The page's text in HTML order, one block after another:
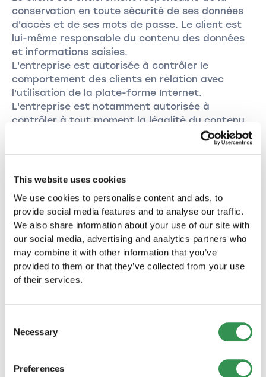
This website uses cookies
We use cookies to personalise content and ads, to
provide social media features and to analyse our traffic.
We also share information about your use of our site with
our social media, advertising and analytics partners who
may combine it with other information that you’ve
provided to them or that they’ve collected from your use
of their services.
Selection
Necessary
Preferences
conservation en toute sécurité de ses données
d'accès et de ses mots de passe. Le client est
lui-même responsable du contenu des données
et informations saisies.
L'entreprise est autorisée à contrôler le
comportement des clients en relation avec
l'utilisation de la plate-forme Internet.
L'entreprise est notamment autorisée à
contrôler à tout moment la légalité du contenu
saisi par le client sur la plate-forme en ligne.
En acceptant les présentes CGV, le client
civile illimitée et qu'il est majeur. En s'inscrivant,
informations fournies sont exactes, actuelles et
conformes aux droits des tiers, aux bonnes
mœurs et à la loi.
8. Retrait
8.1. Services
contrat à tout moment. La partie qui se retire